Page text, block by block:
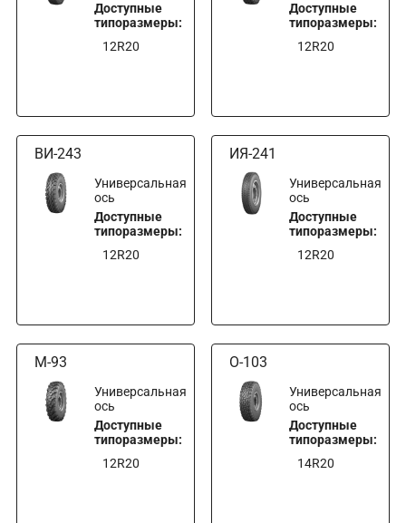
Доступные
типоразмеры:
12R20
Доступные
типоразмеры:
12R20
ВИ-243
Универсальная
ось
Доступные
типоразмеры:
12R20
ИЯ-241
Универсальная
ось
Доступные
типоразмеры:
12R20
М-93
Универсальная
ось
Доступные
типоразмеры:
12R20
О-103
Универсальная
ось
Доступные
типоразмеры:
14R20